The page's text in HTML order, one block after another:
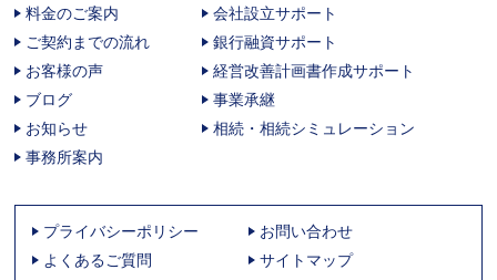
料金のご案内
ご契約までの流れ
お客様の声
ブログ
お知らせ
事務所案内
会社設立サポート
銀行融資サポート
経営改善計画書作成サポート
事業承継
相続・相続シミュレーション
プライバシーポリシー
お問い合わせ
よくあるご質問
サイトマップ